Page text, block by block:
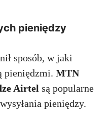
pieniędzy
sposób, w jaki
pieniędzmi. MTN
Airtel są popularne
pieniędzy.